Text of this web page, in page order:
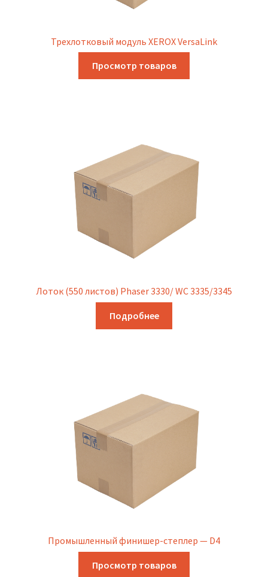
Трехлотковый модуль XEROX VersaLink
Просмотр товаров
Лоток (550 листов) Phaser 3330/ WC 3335/3345
Подробнее
Промышленный финишер-степлер — D4
Просмотр товаров